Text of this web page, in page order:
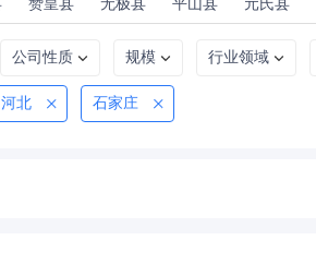
公司性质 规模 行业领域
河北 石家庄